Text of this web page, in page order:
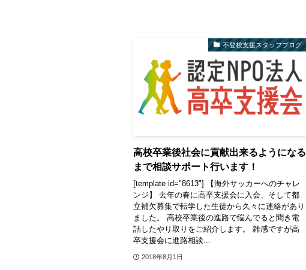
不登校支援スタッフブログ
高校卒業後社会に貢献出来るようになる
まで相談サポート行います！
[template id="8613"] 【海外サッカーへのチャレ
ンジ】 去年の春に高卒支援会に入会、そして都
立補欠募集で転学した生徒から久々に連絡があり
ました。 高校卒業後の進路で悩んでると聞き電
話したやり取りをご紹介します。 雑感ですが高
卒支援会に進路相談...
2018年8月1日